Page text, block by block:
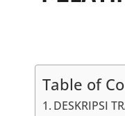
Table of
DESKRIPSI